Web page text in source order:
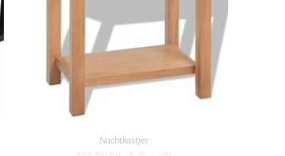
Nachtkastjes